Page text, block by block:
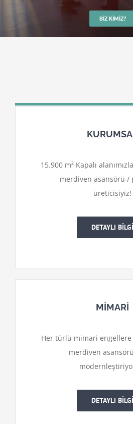
BIZ KIMIZ?
15.900 m² Kapalı
merdiven asansörü /
üreticisiyiz!
DETAYLI BİLGİ
MİMARİ
Her türlü mimari engellere
merdiven
DETAYLI BİLGİ